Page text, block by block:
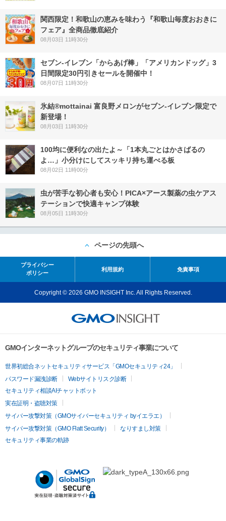
関西限定！和歌山の恵みを味わう『和歌山毎度おおきに
フェア』全商品徹底紹介
08月03日 11時30分
セブン‐イレブン「からあげ棒」「アメリカンドッグ」3
日間限定30円引きセールを開催中！
08月07日 11時30分
氷結®mottainai 富良野メロンがセブン‐イレブン限定で
新登場！
08月03日 11時30分
100均に便利なの出たよ～「1本丸ごとはかさばるの
よ…」小分けにしてスッキリ持ち運べる板
08月02日 11時00分
虫が苦手な初心者も安心！PICA×アース製薬の虫ケアス
テーションで快適キャンプ体験
08月05日 11時30分
ページの先頭へ
プライバシー
ポリシー
利用規約 免責事項
Copyright © 2026 GMO INSIGHT Inc. All Rights Reserved.
GMOインターネットグループのセキュリティ事業について
世界初総合ネットセキュリティサービス「GMOセキュリティ24」
パスワード漏洩診断
Webサイトリスク診断
セキュリティ相談AIチャットボット
実在証明・盗聴対策
サイバー攻撃対策（GMOサイバーセキュリティ byイエラエ）
サイバー攻撃対策（GMO Flatt Security）
なりすまし対策
セキュリティ事業の軌跡